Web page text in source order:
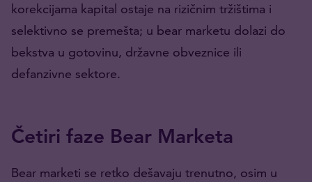
korekcijama kapital ostaje na rizičnim tržištima i
selektivno se premešta; u bear marketu dolazi do
bekstva u gotovinu, državne obveznice ili
defanzivne sektore.
Četiri faze Bear Marketa
Bear marketi se retko dešavaju trenutno, osim u